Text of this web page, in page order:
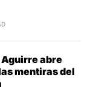
abre
mentiras del